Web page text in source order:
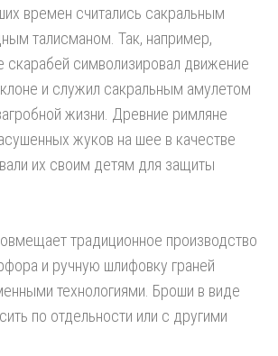
времен считались сакральным
талисманом. Так, например,
скарабей символизировал движение
и служил сакральным амулетом
жизни. Древние римляне
жуков на шее в качестве
их своим детям для защиты
традиционное производство
и ручную шлифовку граней
технологиями. Броши в виде
по отдельности или с другими